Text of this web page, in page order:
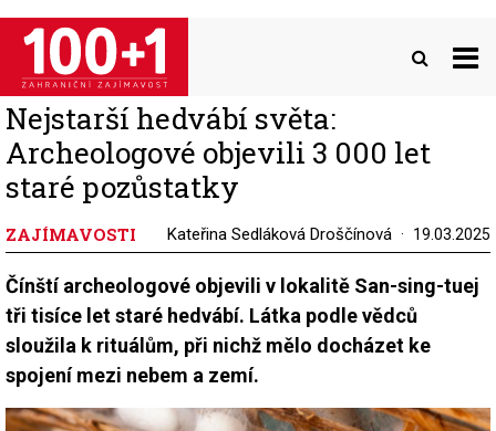
Přejít
hlavnímu
obsahu
Nejstarší hedvábí světa:
Archeologové objevili 3 000 let
staré pozůstatky
ZAJÍMAVOSTI Kateřina Sedláková Droščínová 19.03.2025
Čínští archeologové objevili v lokalitě San-sing-tuej
tři tisíce let staré hedvábí. Látka podle vědců
sloužila k rituálům, při nichž mělo docházet ke
spojení mezi nebem a zemí.